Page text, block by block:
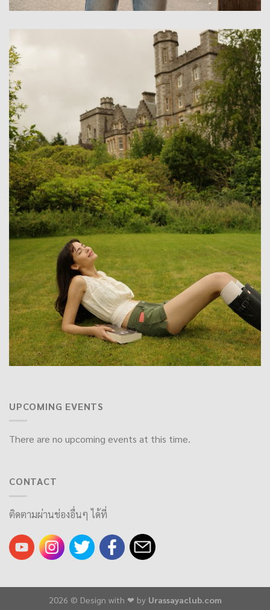
UPCOMING EVENTS
There are no upcoming events at this time.
CONTACT
ติดตามผ่านช่องอื่นๆ ได้ที่
2026 © Design with ❤ by Urassayaclub.com